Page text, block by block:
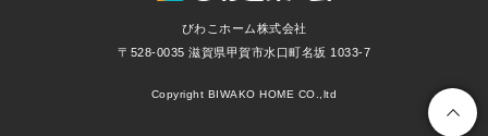
びわこホーム株式会社
〒528-0035 滋賀県甲賀市水口町名坂 1033-7
Copyright BIWAKO HOME CO.,ltd